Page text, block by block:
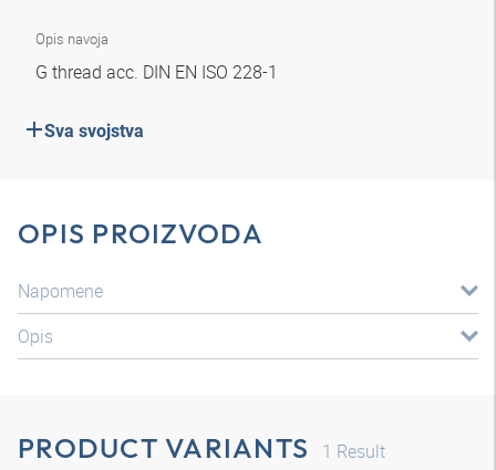
Opis navoja
G thread acc. DIN EN ISO 228-1
Sva svojstva
OPIS PROIZVODA
Napomene
Opis
PRODUCT VARIANTS 1 Result